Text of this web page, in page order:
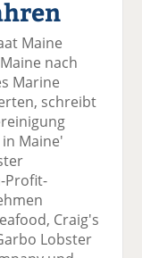
el
a
uf
F
ac
e
b
o
o
k
te
il
e
el
t
wi
tt
er
n
el
a
uf
Li
n
k
e
di
e
n
E
ai
d
e
n
Maine
nach
Marine
schreibt
Maine'
Profit-
Craig's
Lobster